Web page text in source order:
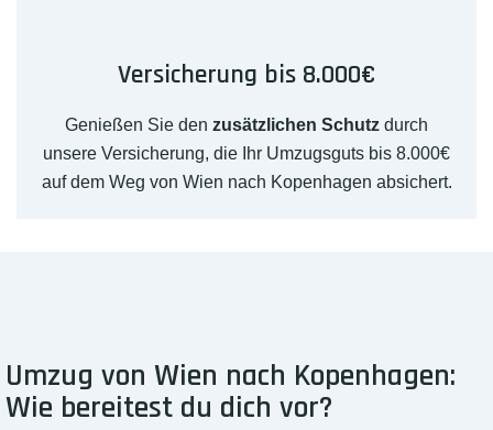
Versicherung bis 8.000€
Genießen Sie den zusätzlichen Schutz durch
unsere Versicherung, die Ihr Umzugsguts bis 8.000€
auf dem Weg von Wien nach Kopenhagen absichert.
Umzug von Wien nach Kopenhagen:
Wie bereitest du dich vor?